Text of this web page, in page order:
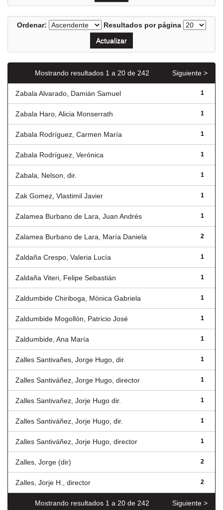
Ordenar: Resultados por página
Mostrando resultados 1 a 20 de 242 Siguiente >
Zabala Alvarado, Damián Samuel 1
Zabala Haro, Alicia Monserrath 1
Zabala Rodríguez, Carmen María 1
Zabala Rodríguez, Verónica 1
Zabala, Nelson, dir. 1
Zak Gomez, Vlastimil Javier 1
Zalamea Burbano de Lara, Juan Andrés 1
Zalamea Burbano de Lara, María Daniela 2
Zaldaña Crespo, Valeria Lucía 1
Zaldaña Viteri, Felipe Sebastián 1
Zaldumbide Chiriboga, Mónica Gabriela 1
Zaldumbide Mogollón, Patricio José 1
Zaldumbide, Ana María 1
Zalles Santivañes, Jorge Hugo, dir. 1
Zalles Santiváñez, Jorge Hugo, director 1
Zalles Santivañez, Jorje Hugo dir. 1
Zalles Santiváñez, Jorje Hugo, dir. 1
Zalles Santiváñez, Jorje Hugo, director 1
Zalles, Jorge (dir) 2
Zalles, Jorje H., director 2
Mostrando resultados 1 a 20 de 242 Siguiente >